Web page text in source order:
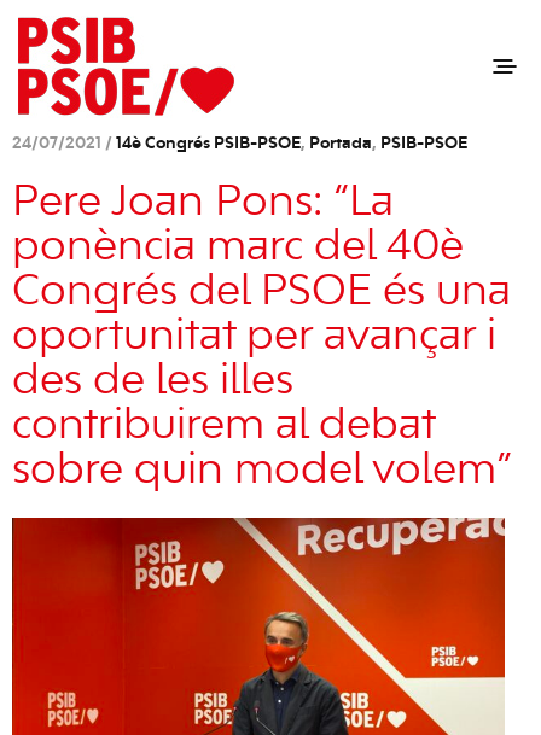
24/07/2021 / 14è Congrés PSIB-PSOE, Portada, PSIB-PSOE
Pere Joan Pons: “La
ponència marc del 40è
Congrés del PSOE és una
oportunitat per avançar i
des de les illes
contribuirem al debat
sobre quin model volem”